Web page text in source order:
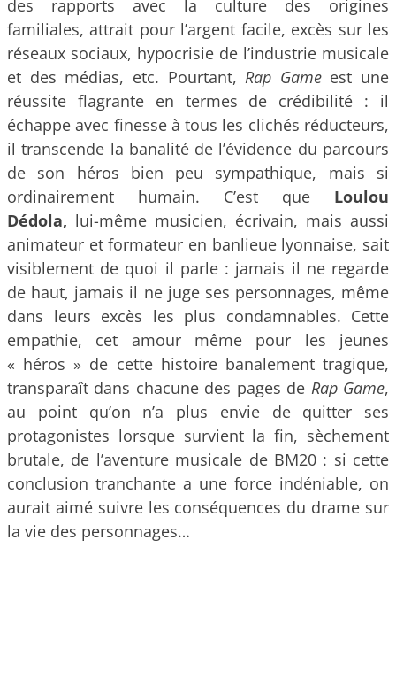
des rapports avec la culture des origines
familiales, attrait pour l’argent facile, excès sur les
réseaux sociaux, hypocrisie de l’industrie musicale
et des médias, etc. Pourtant,Rap Gameest une
réussite flagrante en termes de crédibilité : il
échappe avec finesse à tous les clichés réducteurs,
il transcende la banalité de l’évidence du parcours
de son héros bien peu sympathique, mais si
ordinairement humain. C’est que Loulou
Dédola, lui-même musicien, écrivain, mais aussi
animateur et formateur en banlieue lyonnaise, sait
visiblement de quoi il parle : jamais il ne regarde
de haut, jamais il ne juge ses personnages, même
dans leurs excès les plus condamnables. Cette
empathie, cet amour même pour les jeunes
« héros » de cette histoire banalement tragique,
transparaît dans chacune des pages de Rap Game,
au point qu’on n’a plus envie de quitter ses
protagonistes lorsque survient la fin, sèchement
brutale, de l’aventure musicale de BM20 : si cette
conclusion tranchante a une force indéniable, on
aurait aimé suivre les conséquences du drame sur
la vie des personnages…